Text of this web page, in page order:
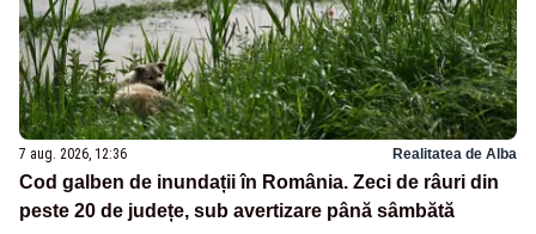
7 aug. 2026, 12:36 Realitatea de Alba
Cod galben de inundații în România. Zeci de râuri din
peste 20 de județe, sub avertizare până sâmbătă